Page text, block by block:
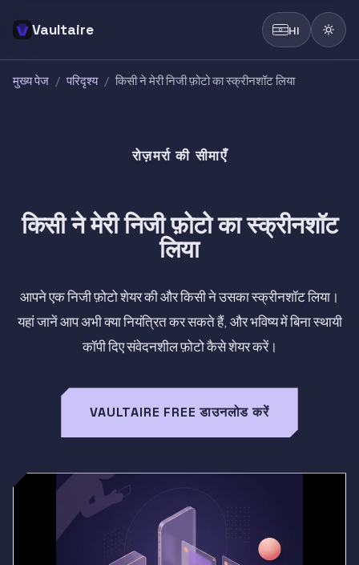
Vaultaire HI
मुख्य पेज / परिदृश्य / किसी ने मेरी निजी फ़ोटो का स्क्रीनशॉट लिया
रोज़मर्रा की सीमाएँ
किसी ने मेरी निजी फ़ोटो का स्क्रीनशॉट
लिया
आपने एक निजी फ़ोटो शेयर की और किसी ने उसका स्क्रीनशॉट लिया।
यहां जानें आप अभी क्या नियंत्रित कर सकते हैं, और भविष्य में बिना स्थायी
कॉपी दिए संवेदनशील फ़ोटो कैसे शेयर करें।
VAULTAIRE FREE डाउनलोड करें